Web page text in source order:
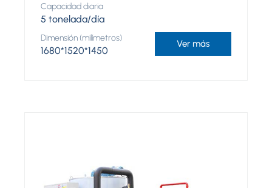
Capacidad diaria
5 tonelada/día
Dimensión (milímetros)
1680*1520*1450
Ver más